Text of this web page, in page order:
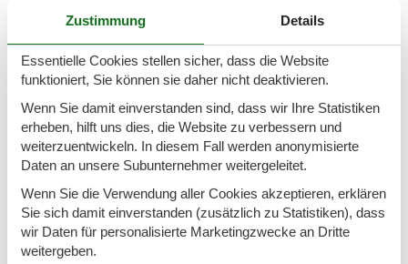
Residenz
Restaurant
Schwammtuch
Spülmaschine
Spülmaschinentabs
Surfen
Tennis
Toaster
Zustimmung Details
Essentielle Cookies stellen sicher, dass die Website
funktioniert, Sie können sie daher nicht deaktivieren.
Wenn Sie damit einverstanden sind, dass wir Ihre Statistiken
erheben, hilft uns dies, die Website zu verbessern und
weiterzuentwickeln. In diesem Fall werden anonymisierte
Daten an unsere Subunternehmer weitergeleitet.
Wenn Sie die Verwendung aller Cookies akzeptieren, erklären
Sie sich damit einverstanden (zusätzlich zu Statistiken), dass
wir Daten für personalisierte Marketingzwecke an Dritte
weitergeben.